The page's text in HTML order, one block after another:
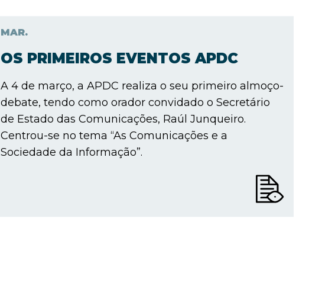
MAR.
OS PRIMEIROS EVENTOS APDC
A 4 de março, a APDC realiza o seu primeiro almoço-
debate, tendo como orador convidado o Secretário
de Estado das Comunicações, Raúl Junqueiro.
Centrou-se no tema “As Comunicações e a
Sociedade da Informação”.